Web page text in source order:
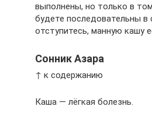
выполнены, но только в
будете последовательны в
отступитесь, манную кашу
Сонник Азара
↑ к содержанию
Каша — лёгкая болезнь.